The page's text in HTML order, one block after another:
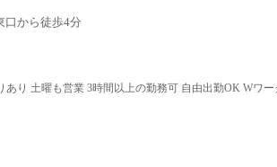
口から徒歩4分
り 土曜も営業 3時間以上の勤務可 自由出勤OK Wワ